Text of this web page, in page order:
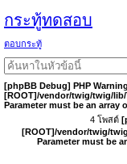
กระทู้ทดสอบ
ตอบกระทู้
[phpBB Debug] PHP Warning
[ROOT]/vendor/twig/twig/
Parameter must be an array
4 โพสต์
[ROOT]/vendor/twig/
Parameter must be